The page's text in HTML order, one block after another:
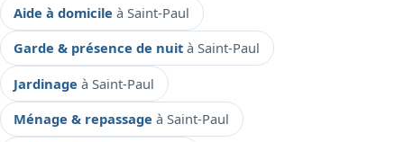
Aide à domicileà Saint-Paul
Garde & présence de nuità Saint-Paul
Jardinageà Saint-Paul
Ménage & repassageà Saint-Paul